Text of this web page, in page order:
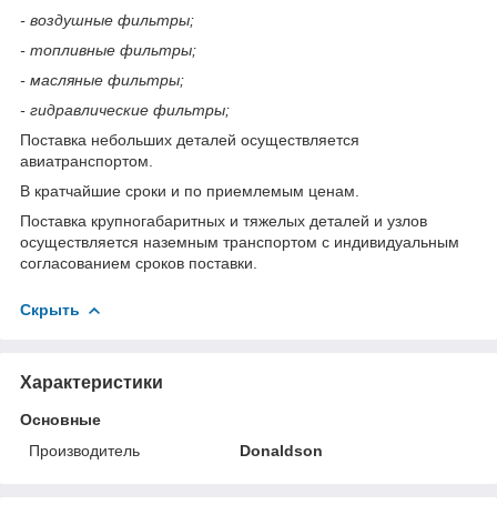
- воздушные фильтры;
- топливные фильтры;
- масляные фильтры;
- гидравлические фильтры;
Поставка небольших деталей осуществляется
авиатранспортом.
В кратчайшие сроки и по приемлемым ценам.
Поставка крупногабаритных и тяжелых деталей и узлов
осуществляется наземным транспортом с индивидуальным
согласованием сроков поставки.
Скрыть
Характеристики
Основные
Производитель
Donaldson